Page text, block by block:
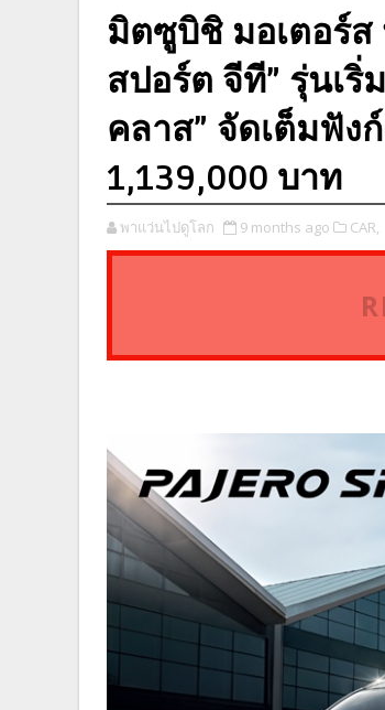
มิตซูบิชิ มอเตอร์ส
สปอร์ต จีที” รุ่นเ
คลาส” จัดเต็มฟัง
1,139,000 บาท
พาแว่นไปดูโลก 9 months ago CAR,